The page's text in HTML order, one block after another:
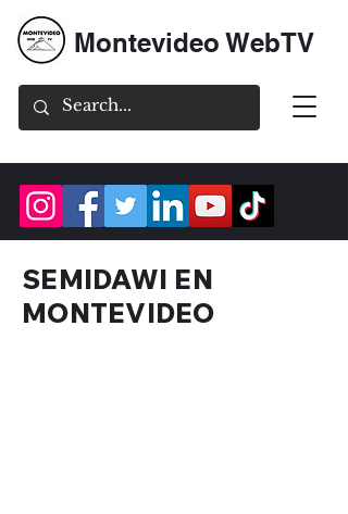
Montevideo WebTV
SEMIDAWI EN
MONTEVIDEO